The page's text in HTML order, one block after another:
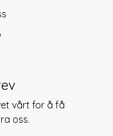
vårt for å få
oss.